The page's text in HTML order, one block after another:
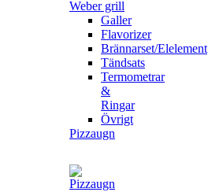
Weber grill
Galler
Flavorizer
Brännarset/Elelement
Tändsats
Termometrar
&
Ringar
Övrigt
Pizzaugn